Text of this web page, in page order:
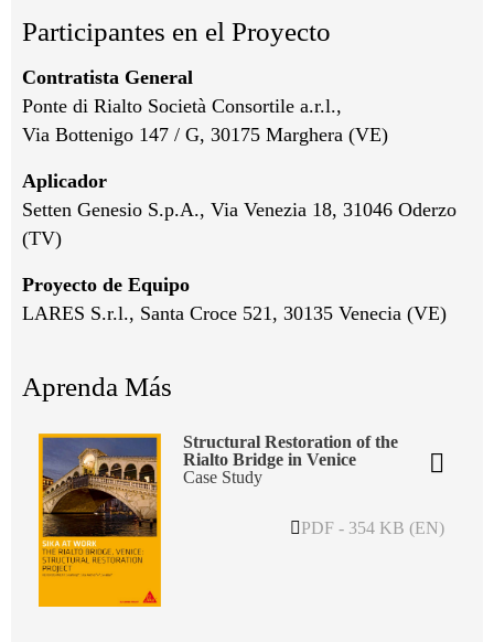
Participantes en el Proyecto
Contratista General
Ponte di Rialto Società Consortile a.r.l.,
Via Bottenigo 147 / G, 30175 Marghera (VE)
Aplicador
Setten Genesio S.p.A., Via Venezia 18, 31046 Oderzo
(TV)
Proyecto de Equipo
LARES S.r.l., Santa Croce 521, 30135 Venecia (VE)
Aprenda Más
Structural Restoration of the
Rialto Bridge in Venice
Case Study
PDF - 354 KB (EN)